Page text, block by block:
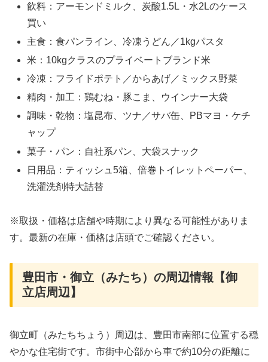
飲料：アーモンドミルク、炭酸1.5L・水2Lのケース
買い
主食：食パンライン、冷凍うどん／1kgパスタ
米：10kgクラスのプライベートブランド米
冷凍：フライドポテト／からあげ／ミックス野菜
精肉・加工：鶏むね・豚こま、ウインナー大袋
調味・乾物：塩昆布、ツナ／サバ缶、PBマヨ・ケチ
ャップ
菓子・パン：自社系パン、大袋スナック
日用品：ティッシュ5箱、倍巻トイレットペーパー、
洗濯洗剤特大詰替
※取扱・価格は店舗や時期により異なる可能性がありま
す。最新の在庫・価格は店頭でご確認ください。
豊田市・御立（みたち）の周辺情報【御
立店周辺】
御立町（みたちちょう）周辺は、豊田市南部に位置する穏
やかな住宅街です。市街中心部から車で約10分の距離に